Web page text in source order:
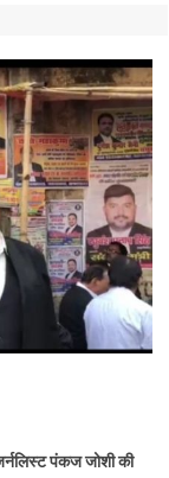
पंकज जोशी की